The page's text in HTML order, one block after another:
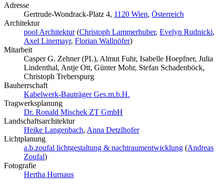
Adresse
Gertrude-Wondrack-Platz 4, 1120 Wien, Österreich
Architektur
pool Architektur(Christoph Lammerhuber, Evelyn Rudnicki,
Axel Linemayr, Florian Wallnöfer)
Mitarbeit
Casper G. Zehner (PL), Almut Fuhr, Isabelle Hoepfner, Julia
Lindenthal, Antje Ott, Günter Mohr, Stefan Schadenböck,
Christoph Treberspurg
Bauherrschaft
Kabelwerk-Bauträger Ges.m.b.H.
Tragwerksplanung
Dr. Ronald Mischek ZT GmbH
Landschaftsarchitektur
Heike Langenbach, Anna Detzlhofer
Lichtplanung
a.b.zoufal lichtgestaltung & nachtraumentwicklung (Andreas
Zoufal)
Fotografie
Hertha Hurnaus